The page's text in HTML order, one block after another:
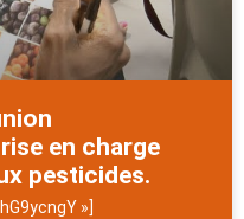
en charge
pesticides.
»]